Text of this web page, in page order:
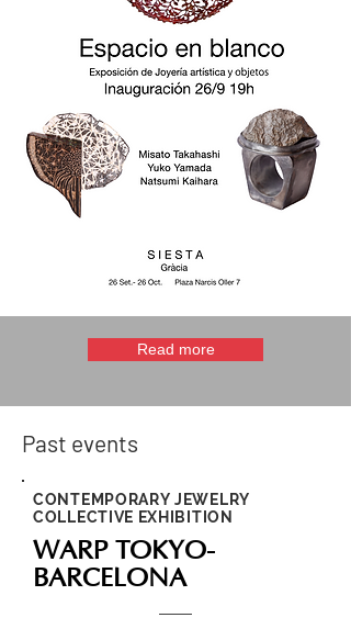
Read more
Past events
CONTEMPORARY JEWELRY
COLLECTIVE EXHIBITION
WARP TOKYO-
BARCELONA